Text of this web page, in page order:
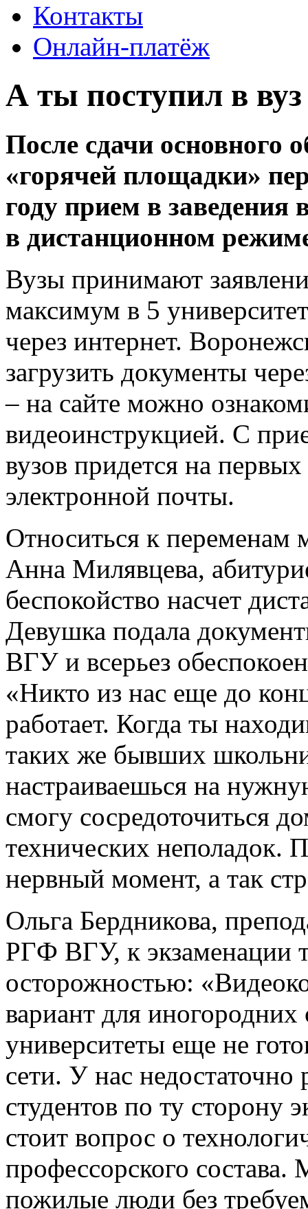
Контакты
Онлайн-платёж
А ты поступил в
После сдачи основного
«горячей площадки»
году прием в
в дистанционном
Вузы принимают
максимум в 5
через интернет.
загрузить документы
– на сайте можно
видеоинструкцией. С
вузов придется на
электронной почты.
Относиться к
Анна Милявцева,
беспокойство насчет
Девушка подала
ВГУ и всерьез
«Никто из нас еще до
работает. Когда ты
таких же бывших
настраиваешься на
смогу сосредоточиться
технических неполадок.
нервный момент, а так
Ольга Бердникова,
РГФ ВГУ, к экзаменации
осторожностью:
вариант для
университеты еще не
сети. У нас недостаточно
студентов по ту сторону
стоит вопрос о
профессорского состава.
пожилые люди без